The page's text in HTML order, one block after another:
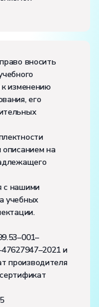
вносить
изменению
его
описанием на
с нашими
учебных
и
производителя